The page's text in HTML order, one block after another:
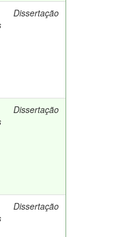
Dissertação
Dissertação
Dissertação